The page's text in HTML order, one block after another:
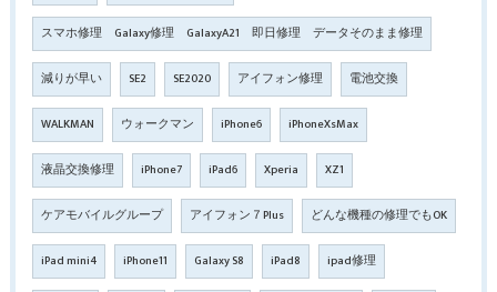
スマホ修理 Galaxy修理 GalaxyA21 即日修理 データそのまま修理
減りが早い SE2 SE2020 アイフォン修理 電池交換
WALKMAN ウォークマン iPhone6 iPhoneXsMax
液晶交換修理 iPhone7 iPad6 Xperia XZ1
ケアモバイルグループ アイフォン７Plus どんな機種の修理でもOK
iPad mini4 iPhone11 Galaxy S8 iPad8 ipad修理